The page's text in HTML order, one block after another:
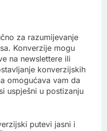
za razumijevanje
Konverzije mogu
na newslettere ili
konverzijskih
omogućava vam da
uspješni u postizanju
putevi jasni i